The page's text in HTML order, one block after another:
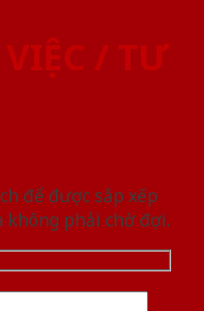
/ TƯ
để được sắp xếp
không phải chờ đợi.